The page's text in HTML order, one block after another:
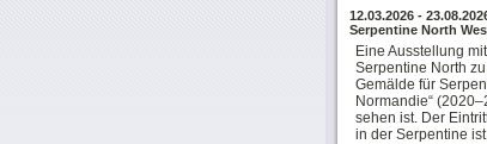
12.03.2026 -
Serpentine North
Eine Ausstellung
Serpentine North
Gemälde für
Normandie“
sehen ist. Der
in der Serpentine